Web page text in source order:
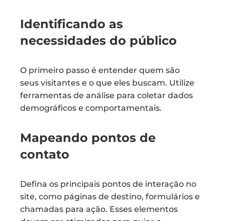
Identificando as
necessidades do público
O primeiro passo é entender quem são
seus visitantes e o que eles buscam. Utilize
ferramentas de análise para coletar dados
demográficos e comportamentais.
Mapeando pontos de
contato
Defina os principais pontos de interação no
site, como páginas de destino, formulários e
chamadas para ação. Esses elementos